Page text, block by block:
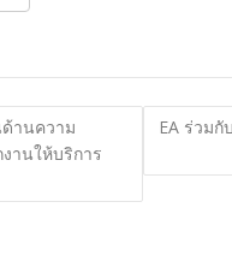
านความ
านให้บริการ
EA ร่วม